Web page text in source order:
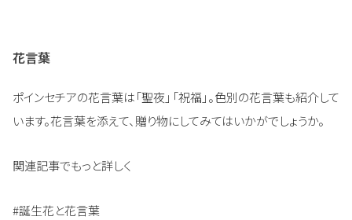
花言葉
ポインセチアの花言葉は「聖夜」「祝福」。色別の花言葉も紹介して
います。花言葉を添えて、贈り物にしてみてはいかがでしょうか。
関連記事でもっと詳しく
#誕生花と花言葉